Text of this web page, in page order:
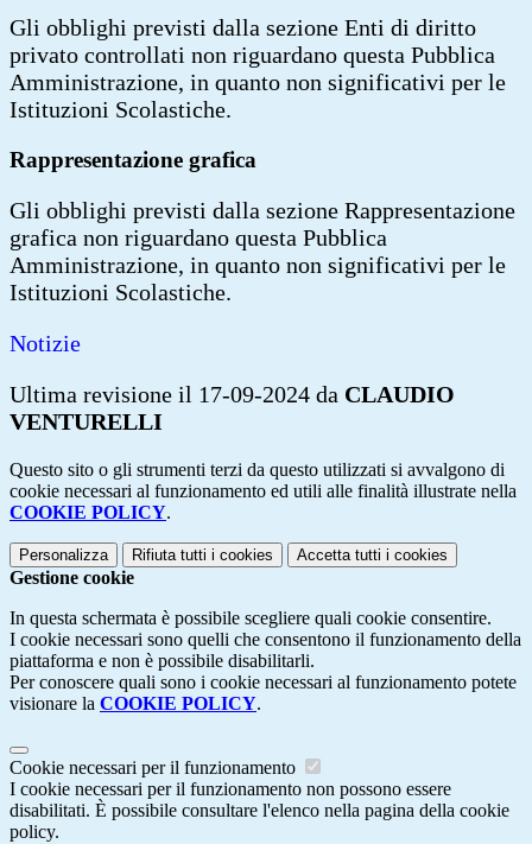
Gli obblighi previsti dalla sezione Enti di diritto
privato controllati non riguardano questa Pubblica
Amministrazione, in quanto non significativi per le
Istituzioni Scolastiche.
Rappresentazione grafica
Gli obblighi previsti dalla sezione Rappresentazione
grafica non riguardano questa Pubblica
Amministrazione, in quanto non significativi per le
Istituzioni Scolastiche.
Notizie
Ultima revisione il 17-09-2024 da CLAUDIO
VENTURELLI
Questo sito o gli strumenti terzi da questo utilizzati si avvalgono di
cookie necessari al funzionamento ed utili alle finalità illustrate nella
COOKIE POLICY.
Personalizza Rifiuta tutti i cookies Accetta tutti i cookies
Gestione cookie
In questa schermata è possibile scegliere quali cookie consentire.
I cookie necessari sono quelli che consentono il funzionamento della
piattaforma e non è possibile disabilitarli.
Per conoscere quali sono i cookie necessari al funzionamento potete
visionare la COOKIE POLICY.
Cookie necessari per il funzionamento
I cookie necessari per il funzionamento non possono essere
disabilitati. È possibile consultare l'elenco nella pagina della cookie
policy.